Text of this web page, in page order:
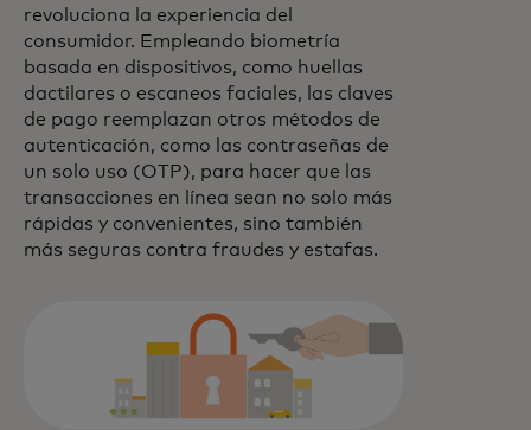
revoluciona la experiencia del
consumidor. Empleando biometría
basada en dispositivos, como huellas
dactilares o escaneos faciales, las claves
de pago reemplazan otros métodos de
autenticación, como las contraseñas de
un solo uso (OTP), para hacer que las
transacciones en línea sean no solo más
rápidas y convenientes, sino también
más seguras contra fraudes y estafas.